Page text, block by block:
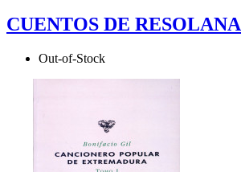
CUENTOS DE RESOLANA
Out-of-Stock